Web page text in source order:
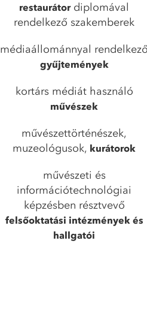
restaurátordiplomával
rendelkező szakemberek
médiaállománnyal rendelkező
gyűjtemények
kortárs médiát használó
művészek
művészettörténészek,
muzeológusok, kurátorok
művészeti és
információtechnológiai
képzésben résztvevő
felsőoktatási intézmények és
hallgatói